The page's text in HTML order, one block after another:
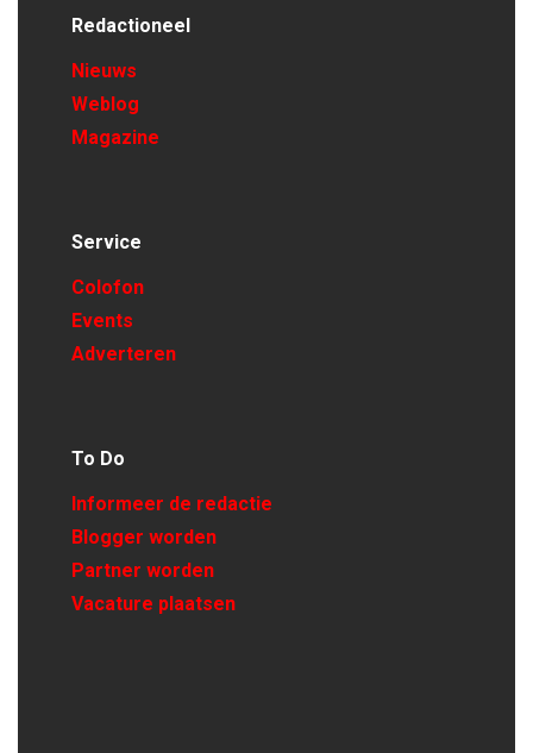
Redactioneel
Nieuws
Weblog
Magazine
Service
Colofon
Events
Adverteren
To Do
Informeer de redactie
Blogger worden
Partner worden
Vacature plaatsen